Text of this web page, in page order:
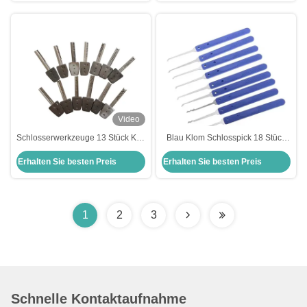
Video
Schlosserwerkzeuge 13 Stück Kits
Bump Schlüssel Shims Flugzeug
Kaba Lock Pick Werkzeuge
Schlosserlieferungen
Erhalten Sie besten Preis
Blau Klom Schlosspick 18 Stück
Edelstahl Schlosspick Set Stahl
Schlosseröffner
Schlosserlieferungen
Erhalten Sie besten Preis
1 2 3
Schnelle Kontaktaufnahme